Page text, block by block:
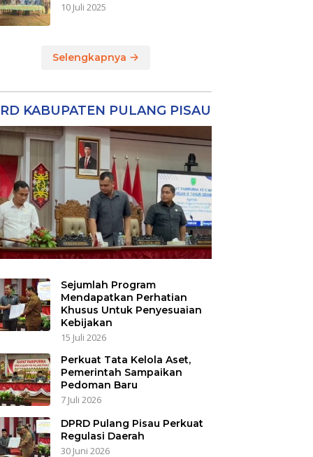
10 Juli 2025
Selengkapnya
KABUPATEN PULANG PISAU
Sejumlah Program
Mendapatkan Perhatian
Khusus Untuk Penyesuaian
Kebijakan
15 Juli 2026
Perkuat Tata Kelola Aset,
Pemerintah Sampaikan
Pedoman Baru
7 Juli 2026
DPRD Pulang Pisau Perkuat
Regulasi Daerah
30 Juni 2026